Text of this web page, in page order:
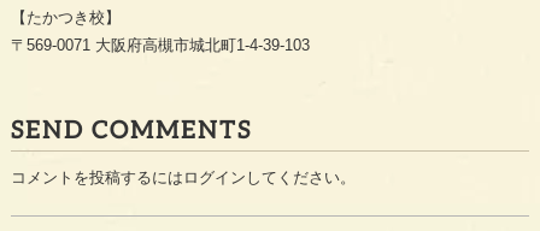
【たかつき校】
〒569-0071 大阪府高槻市城北町1-4-39-103
SEND COMMENTS
コメントを投稿するには ログイン してください。